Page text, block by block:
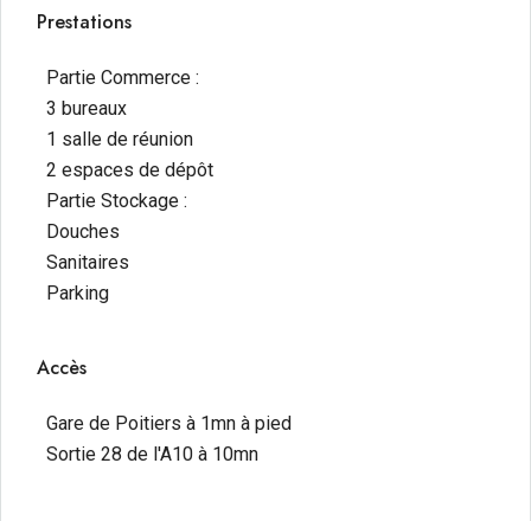
Prestations
Partie Commerce :
3 bureaux
1 salle de réunion
2 espaces de dépôt
Partie Stockage :
Douches
Sanitaires
Parking
Accès
Gare de Poitiers à 1mn à pied
Sortie 28 de l'A10 à 10mn